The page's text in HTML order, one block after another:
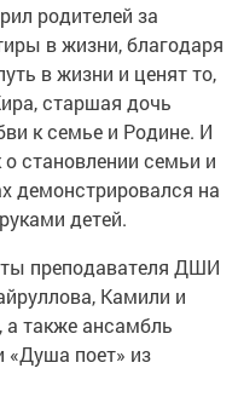
родителей за
в жизни, благодаря
в жизни и ценят то,
старшая дочь
к семье и Родине. И
становлении семьи и
демонстрировался на
детей.
преподавателя ДШИ
Камили и
также ансамбль
«Душа поет» из